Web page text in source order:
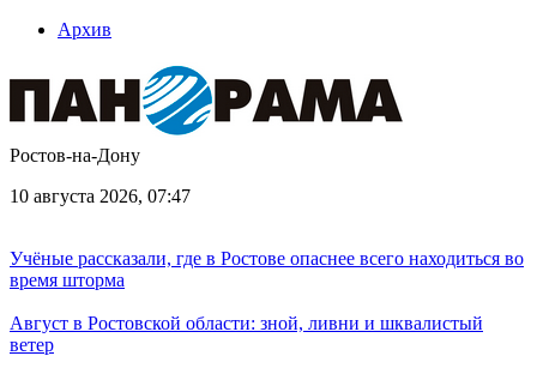
Архив
Ростов-на-Дону
10 августа 2026, 07:47
Учёные рассказали, где в Ростове опаснее всего находиться во
время шторма
Август в Ростовской области: зной, ливни и шквалистый
ветер